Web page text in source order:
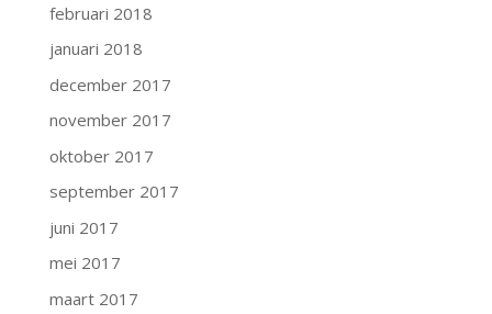
februari 2018
januari 2018
december 2017
november 2017
oktober 2017
september 2017
juni 2017
mei 2017
maart 2017